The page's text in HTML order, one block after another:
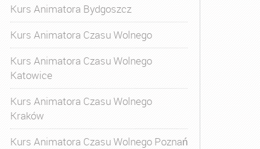
Kurs Animatora Bydgoszcz
Kurs Animatora Czasu Wolnego
Kurs Animatora Czasu Wolnego
Katowice
Kurs Animatora Czasu Wolnego
Kraków
Kurs Animatora Czasu Wolnego Poznań